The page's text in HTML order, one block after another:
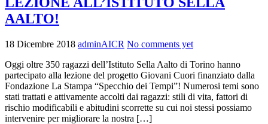
AALTO!
18 Dicembre 2018 adminAICR No comments yet
Oggi oltre 350 ragazzi dell’Istituto Sella Aalto di Torino hanno
partecipato alla lezione del progetto Giovani Cuori finanziato dalla
Fondazione La Stampa “Specchio dei Tempi”! Numerosi temi sono
stati trattati e attivamente accolti dai ragazzi: stili di vita, fattori di
rischio modificabili e abitudini scorrette su cui noi stessi possiamo
intervenire per migliorare la nostra […]